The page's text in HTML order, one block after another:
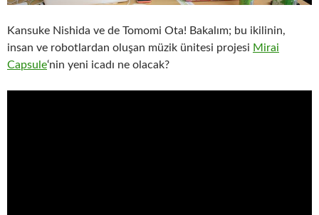
Kansuke Nishida ve de Tomomi Ota! Bakalım; bu ikilinin,
insan ve robotlardan oluşan müzik ünitesi projesi Mirai
Capsule‘nin yeni icadı ne olacak?